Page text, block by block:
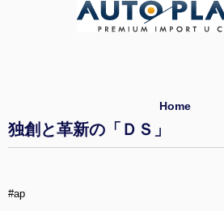
Home
独創と革新の「ＤＳ」
#ap